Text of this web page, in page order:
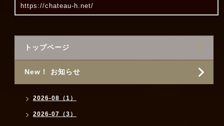
https://chateau-h.net/
トップページ
New！ お知らせ
2026-08（1）
2026-07（3）